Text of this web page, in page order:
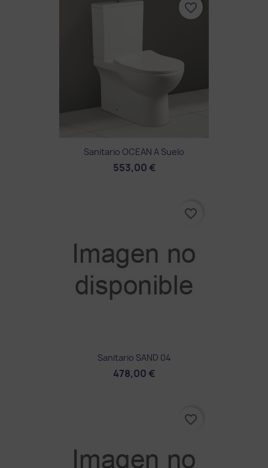
Sanitario OCEAN A Suelo
553,00 €
favorite_border
Sanitario SAND 04
478,00 €
favorite_border
favorite_border